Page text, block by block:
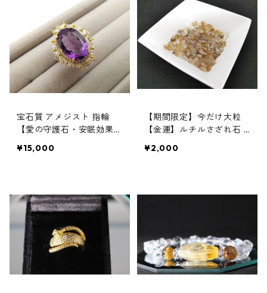
宝石質 アメジスト 指輪
【愛の守護石・安眠効果】
梨子のエネルギーを込めて
¥15,000
【期間限定】今だけ大粒
【金運】ルチルさざれ石 1
ます
¥2,000